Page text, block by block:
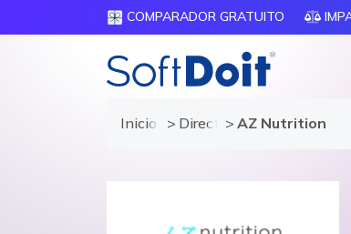
COMPARADOR GRATUITO
Inicio Directorio de proveedores
AZ Nutrition